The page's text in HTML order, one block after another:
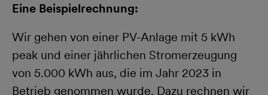
Eine Beispielrechnung:
Wir gehen von einer PV-Anlage mit 5 kWh
peak und einer jährlichen Stromerzeugung
von 5.000 kWh aus, die im Jahr 2023 in
Betrieb genommen wurde. Dazu rechnen wir